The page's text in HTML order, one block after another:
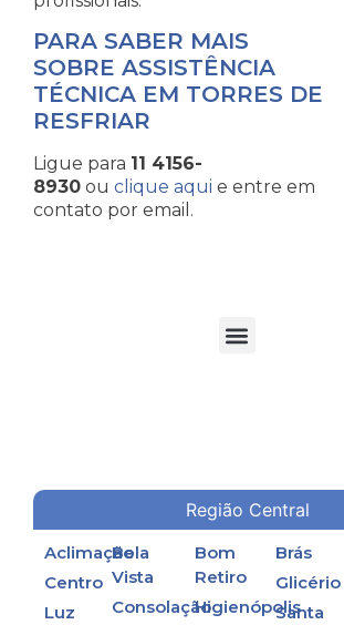
PARA SABER MAIS
SOBRE ASSISTÊNCIA
TÉCNICA EM TORRES DE
RESFRIAR
Ligue para 11 4156-
8930 ou clique aqui e entre em
contato por email.
Região Central
Aclimação
Centro
Luz
Bela
Vista
Consolação
Bom
Retiro
Higienópolis
Brás
Glicério
Santa